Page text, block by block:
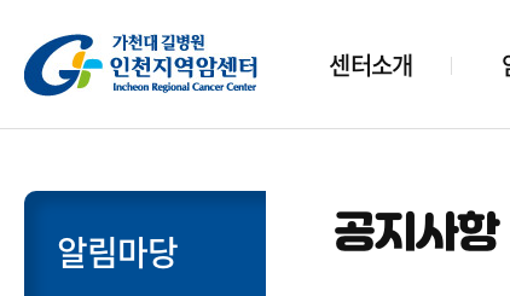
센터소개
알림마당 공지사항